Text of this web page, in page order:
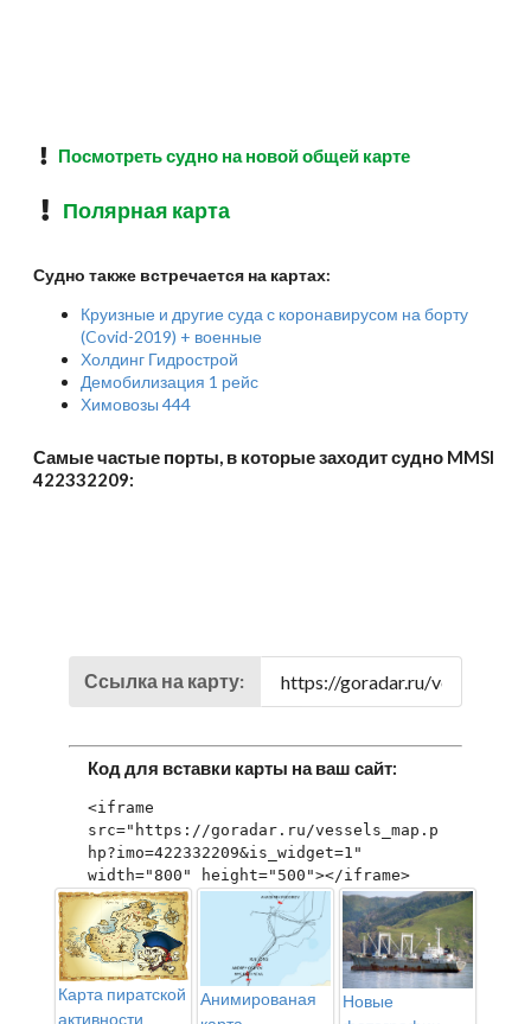
Посмотреть судно на новой общей карте
Полярная карта
Судно также встречается на картах:
Круизные и другие суда с коронавирусом на борту
(Covid-2019) + военные
Холдинг Гидрострой
Демобилизация 1 рейс
Химовозы 444
Самые частые порты, в которые заходит судно MMSI
422332209:
Ссылка на карту:
Код для вставки карты на ваш сайт:
<iframe
src="https://goradar.ru/vessels_map.p
hp?imo=422332209&is_widget=1"
width="800" height="500"></iframe>
Карта пиратской
активности
Анимированая
Новые